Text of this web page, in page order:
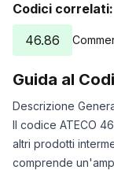
Codici correlati:
46.86
Guida al
Descrizione
Il codice ATECO
altri prodotti
comprende